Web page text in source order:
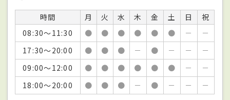
時間 月 火 水 木 金 土 日
祝
08:30～11:30
● ● ● ● ● ● －
－
17:30～20:00
● ● ● － ● － －
－
09:00～12:00
● ● ● ● ● ● －
－
18:00～20:00
● ● ● － ● － － －